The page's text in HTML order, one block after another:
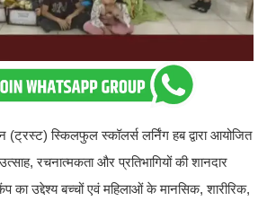
स्किलफुल स्कॉलर्स लर्निंग हब द्वारा आयोजित
रचनात्मकता और प्रतिभागियों की शानदार
उद्देश्य बच्चों एवं महिलाओं के मानसिक, शारीरिक,